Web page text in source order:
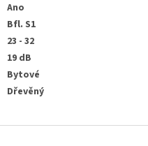
Ano
Bfl. S1
23 - 32
19 dB
Bytové
Dřevěný